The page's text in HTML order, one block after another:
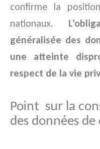
confirme la
nationaux.
généralisée des
une atteinte
respect de la vie
Point sur la
des données